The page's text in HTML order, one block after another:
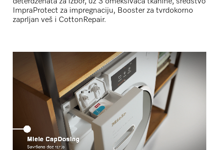
ImpraProtect za impregnaciju, Booster za tvrdokorno
zaprljan veš i CottonRepair.